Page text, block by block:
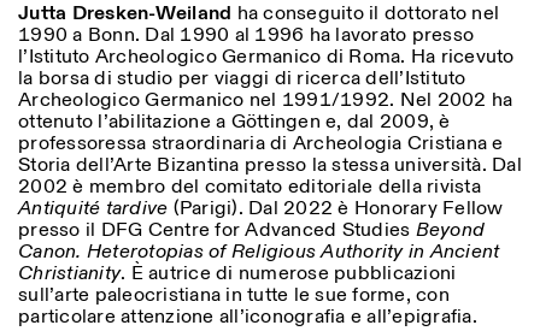
Jutta Dresken-Weiland ha conseguito il dottorato nel
1990 a Bonn. Dal 1990 al 1996 ha lavorato presso
l’Istituto Archeologico Germanico di Roma. Ha ricevuto
la borsa di studio per viaggi di ricerca dell’Istituto
Archeologico Germanico nel 1991/1992. Nel 2002 ha
ottenuto l’abilitazione a Göttingen e, dal 2009, è
professoressa straordinaria di Archeologia Cristiana e
Storia dell’Arte Bizantina presso la stessa università. Dal
2002 è membro del comitato editoriale della rivista
Antiquité tardive (Parigi). Dal 2022 è Honorary Fellow
presso il DFG Centre for Advanced Studies Beyond
Canon. Heterotopias of Religious Authority in Ancient
Christianity. È autrice di numerose pubblicazioni
sull’arte paleocristiana in tutte le sue forme, con
particolare attenzione all’iconografia e all’epigrafia.